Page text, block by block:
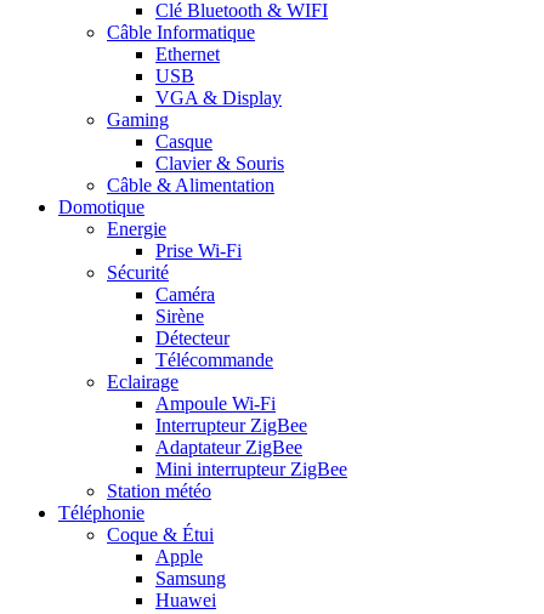
Clé Bluetooth & WIFI
Câble Informatique
Ethernet
USB
VGA & Display
Gaming
Casque
Clavier & Souris
Câble & Alimentation
Domotique
Energie
Prise Wi-Fi
Sécurité
Caméra
Sirène
Détecteur
Télécommande
Eclairage
Ampoule Wi-Fi
Interrupteur ZigBee
Adaptateur ZigBee
Mini interrupteur ZigBee
Station météo
Téléphonie
Coque & Étui
Apple
Samsung
Huawei